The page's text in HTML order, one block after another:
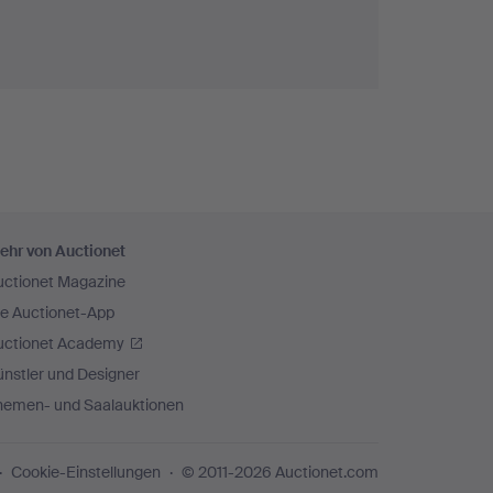
von Auctionet
Magazine
Auctionet-App
Academy
und Designer
und Saalauktionen
Cookie-Einstellungen © 2011-2026 Auctionet.com